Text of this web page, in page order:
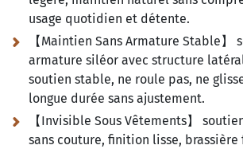
usage quotidien et détente.
【Maintien Sans Armature Stable】
armature siléor avec structure
soutien stable, ne roule pas, ne
longue durée sans ajustement.
【Invisible Sous Vêtements】
sans couture, finition lisse,